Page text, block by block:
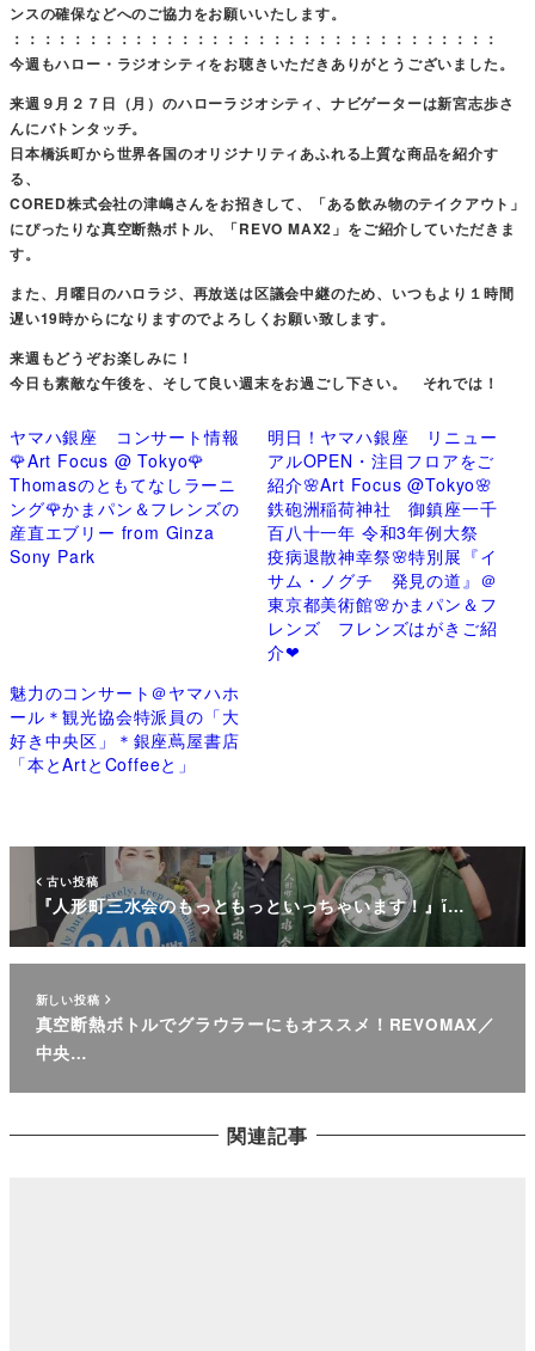
ンスの確保などへのご協力をお願いいたします。
：：：：：：：：：：：：：：：：：：：：：：：：：：：：：：：：
今週もハロー・ラジオシティをお聴きいただきありがとうございました。
来週９月２７日（月）のハローラジオシティ、ナビゲーターは新宮志歩さ
んにバトンタッチ。
日本橋浜町から世界各国のオリジナリティあふれる上質な商品を紹介す
る、
CORED株式会社の津嶋さんをお招きして、「ある飲み物のテイクアウト」
にぴったりな真空断熱ボトル、「REVO MAX2」をご紹介していただきま
す。
また、月曜日のハロラジ、再放送は区議会中継のため、いつもより１時間
遅い19時からになりますのでよろしくお願い致します。
来週もどうぞお楽しみに！
今日も素敵な午後を、そして良い週末をお過ごし下さい。 それでは！
ヤマハ銀座 コンサート情報
🌹Art Focus @ Tokyo🌹
Thomasのともてなしラーニ
ング🌹かまパン＆フレンズの
産直エブリー from Ginza
Sony Park
明日！ヤマハ銀座 リニュー
アルOPEN・注目フロアをご
紹介🌸Art Focus @Tokyo🌸
鉄砲洲稲荷神社 御鎮座一千
百八十一年 令和3年例大祭
疫病退散神幸祭🌸特別展『イ
サム・ノグチ 発見の道』＠
東京都美術館🌸かまパン＆フ
レンズ フレンズはがきご紹
介❤
魅力のコンサート＠ヤマハホ
ール＊観光協会特派員の「大
好き中央区」＊銀座蔦屋書店
「本とArtとCoffeeと」
古い投稿
『人形町三水会のもっともっといっちゃいます！』ἴ…
新しい投稿
真空断熱ボトルでグラウラーにもオススメ！REVOMAX／
中央…
関連記事